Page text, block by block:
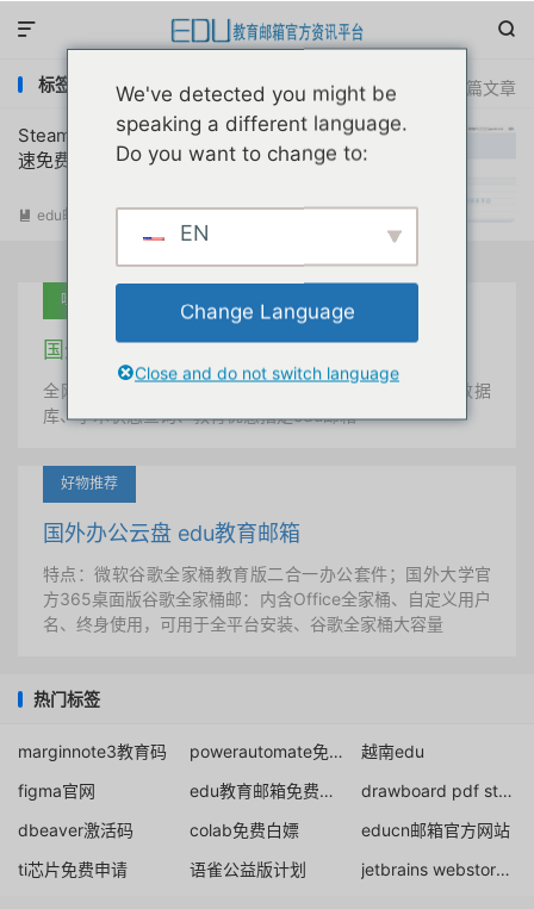


共 1 篇文章
标签：ps联机免费加速
Steam/Switch/PS/XBOX/IOS游戏联机加
速免费真实永久原创首发
 edu邮箱资讯 阅读(12182)
吐血推荐
国外学术美国 edu教育邮箱
全网唯一首发、自定义用户名、终身使用、学术文献数据
库、学术状态查询、教育优惠指定edu邮箱
好物推荐
国外办公云盘 edu教育邮箱
特点：微软谷歌全家桶教育版二合一办公套件；国外大学官
方365桌面版谷歌全家桶邮：内含Office全家桶、自定义用户
名、终身使用，可用于全平台安装、谷歌全家桶大容量
热门标签
marginnote3教育码 powerautomate免费获取
越南edu
figma官网
edu教育邮箱免费注册申请知乎盐选学生会员
drawboard pdf student discount
dbeaver激活码
colab免费白嫖
educn邮箱官方网站
ti芯片免费申请
语雀公益版计划 jetbrains webstorm激活码
We've detected you might be
speaking a different language.
Do you want to change to:
EN
Change Language
Close and do not switch language